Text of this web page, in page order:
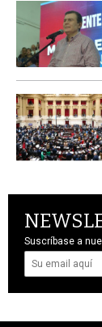
Suscríbase a